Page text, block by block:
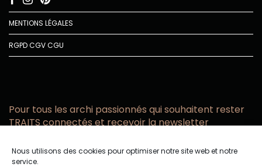
Nous utilisons des cookies pour optimiser notre site web et notre
service.
MENTIONS LÉGALES
RGPDCGVCGU
Pour tous les archi passionnés qui souhaitent rester
TRAITS connectés et recevoir la newsletter
email